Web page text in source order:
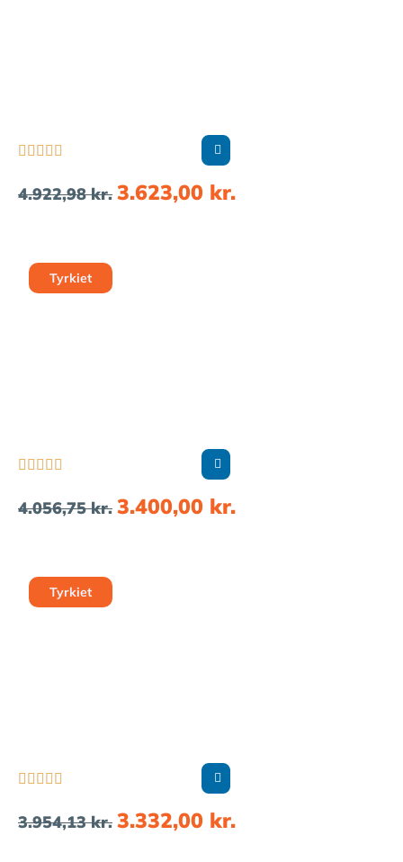
    
4.922,98kr. 3.623,00 kr.
Tyrkiet
    
4.056,75kr. 3.400,00 kr.
Tyrkiet
    
3.954,13kr. 3.332,00 kr.